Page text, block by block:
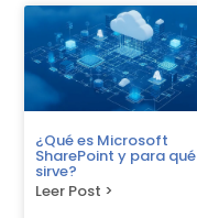
¿Qué es Microsoft
SharePoint y para qué
sirve?
Leer Post >